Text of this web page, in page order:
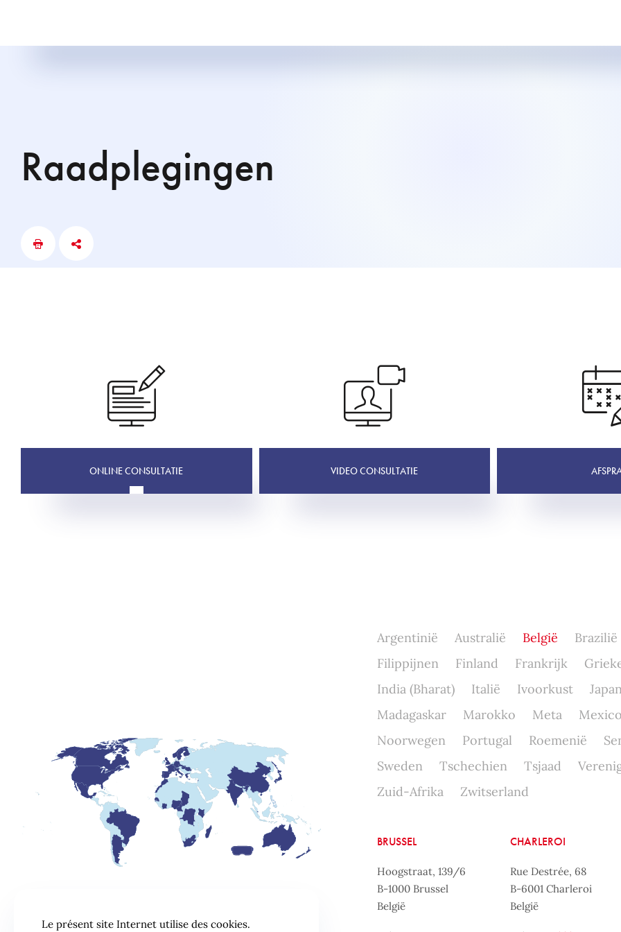
Raadplegingen
ONLINE CONSULTATIE VIDEO CONSULTATIE
Argentinië Australië België
Brazilië
Filippijnen
Finland Frankrijk
India (Bharat)
Italië Ivoorkust
Madagaskar
Marokko Meta
Noorwegen
Portugal Roemenië
Sweden
Tschechien Tsjaad
Zuid-Afrika
Zwitserland
BRUSSEL
Hoogstraat, 139/6
B-1000 Brussel
België
CHARLEROI
Rue Destrée, 68
B-6001 Charleroi
België
Le présent site Internet utilise des cookies.